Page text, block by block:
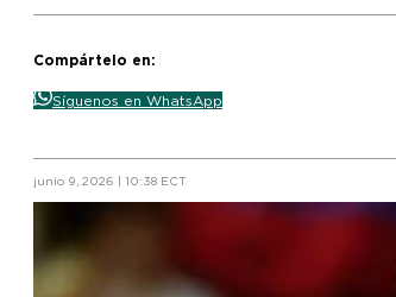
Compártelo en:
Síguenos en WhatsApp
junio 9, 2026 | 10:38 ECT